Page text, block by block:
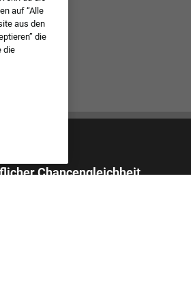
Chancengleichheit
auf “Alle
aus den
die
die